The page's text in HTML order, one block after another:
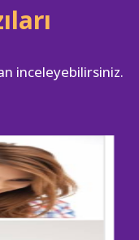
inceleyebilirsiniz.